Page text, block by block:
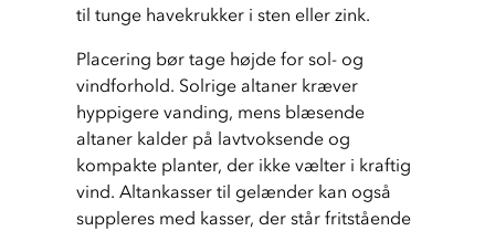
til tunge havekrukker i sten eller zink.
Placering bør tage højde for sol- og
vindforhold. Solrige altaner kræver
hyppigere vanding, mens blæsende
altaner kalder på lavtvoksende og
kompakte planter, der ikke vælter i kraftig
vind. Altankasser til gelænder kan også
suppleres med kasser, der står fritstående